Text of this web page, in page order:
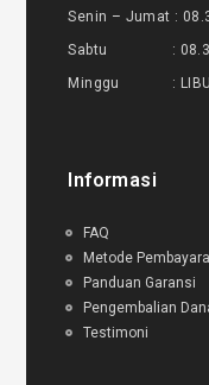
Senin – Jumat :
Sabtu : 08.30
Minggu :
Informasi
FAQ
Metode
Panduan Garansi
Pengembalian
Testimoni